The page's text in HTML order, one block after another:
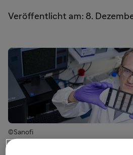
Veröffentlicht am: 8.
©Sanofi